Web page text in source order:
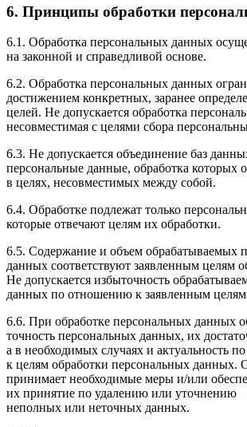
6. Принципы обработки
6.1. Обработка персональных данных
на законной и справедливой основе.
6.2. Обработка персональных данных
достижением конкретных, заранее
целей. Не допускается обработка
несовместимая с целями сбора
6.3. Не допускается объединение баз
персональные данные, обработка которых
в целях, несовместимых между собой.
6.4. Обработке подлежат только
которые отвечают целям их обработки.
6.5. Содержание и объем обрабатываемых
данных соответствуют заявленным целям
Не допускается избыточность
данных по отношению к заявленным целям
6.6. При обработке персональных данных
точность персональных данных, их
а в необходимых случаях и актуальность
к целям обработки персональных данных.
принимает необходимые меры и/или
их принятие по удалению или уточнению
неполных или неточных данных.